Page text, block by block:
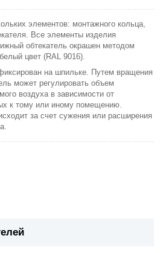
элементов: монтажного кольца,
Все элементы изделия
обтекатель окрашен методом
цвет (RAL 9016).
на шпильке. Путем вращения
может регулировать объем
воздуха в зависимости от
к тому или иному помещению.
за счет сужения или расширения